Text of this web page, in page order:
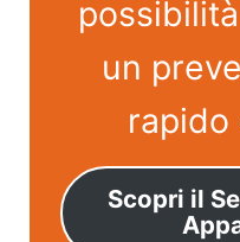
un
rapido
Scopri il